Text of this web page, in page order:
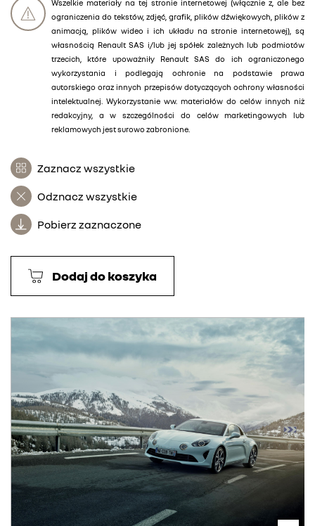
Wszelkie materiały na tej stronie internetowej (włącznie z, ale bez
ograniczenia do tekstów, zdjęć, grafik, plików dźwiękowych, plików z
animacją, plików wideo i ich układu na stronie internetowej), są
własnością Renault SAS i/lub jej spółek zależnych lub podmiotów
trzecich, które upoważniły Renault SAS do ich ograniczonego
wykorzystania i podlegają ochronie na podstawie prawa
autorskiego oraz innych przepisów dotyczących ochrony własności
intelektualnej. Wykorzystanie ww. materiałów do celów innych niż
redakcyjny, a w szczególności do celów marketingowych lub
reklamowych jest surowo zabronione.
Zaznacz wszystkie
Odznacz wszystkie
Pobierz zaznaczone
Dodaj do koszyka